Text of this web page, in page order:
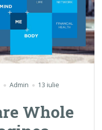
Admin
13 iulie
Whole